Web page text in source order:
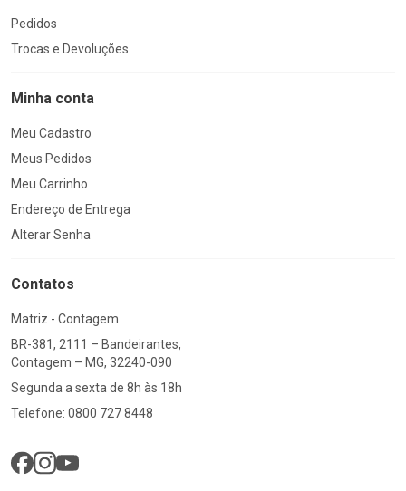
Pedidos
Trocas e Devoluções
Minha conta
Meu Cadastro
Meus Pedidos
Meu Carrinho
Endereço de Entrega
Alterar Senha
Contatos
Matriz - Contagem
BR-381, 2111 – Bandeirantes,
Contagem – MG, 32240-090
Segunda a sexta de 8h às 18h
Telefone: 0800 727 8448